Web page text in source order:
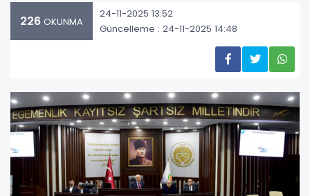
226 OKUNMA
24-11-2025 13:52
Güncelleme : 24-11-2025 14:48